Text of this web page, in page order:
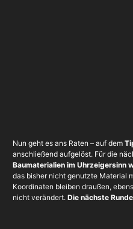
Nun geht es ans Raten – auf dem
anschließend aufgelöst. Für die
Baumaterialien im Uhrzeigersinn
das bisher nicht genutzte Material
Koordinaten bleiben draußen,
nicht verändert. Die nächste